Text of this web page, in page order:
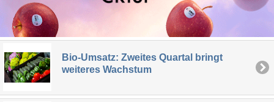
Bio-Umsatz: Zweites Quartal bringt
weiteres Wachstum